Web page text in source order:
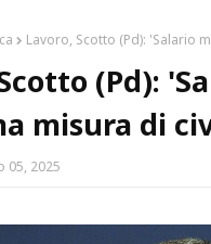
Lavoro, Scotto (Pd): 'Salario
(Pd):
misura di
05, 2025